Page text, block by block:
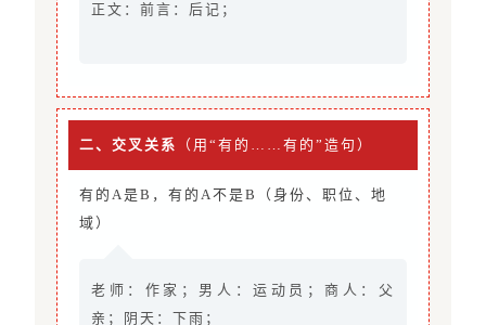
正文：前言：后记；
二、交叉关系 （用“有的……有的”造句）
有的A是B，有的A不是B（身份、职位、地
域）
老师：作家；男人：运动员；商人：父
亲；阴天：下雨；